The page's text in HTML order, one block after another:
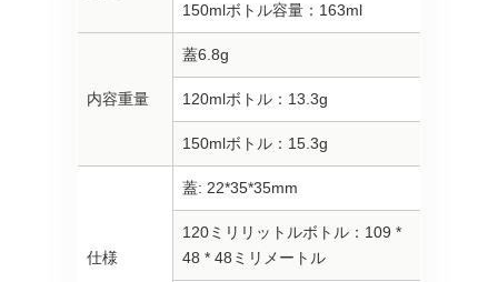
150mlボトル容量：163ml
内容重量
蓋6.8g
120mlボトル：13.3g
150mlボトル：15.3g
仕様
蓋: 22*35*35mm
120ミリリットルボトル：109 *
48 * 48ミリメートル